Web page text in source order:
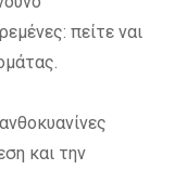
πείτε ναι
και την